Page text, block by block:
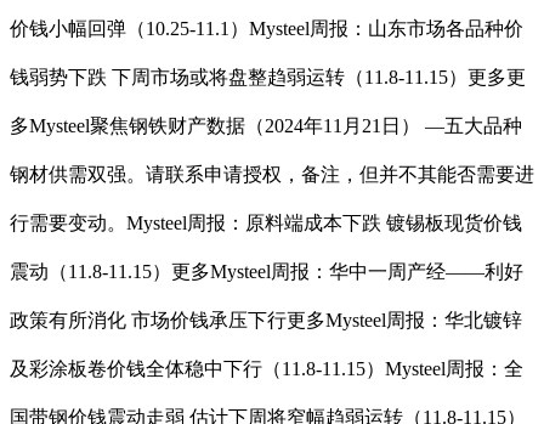
价钱小幅回弹（10.25-11.1）Mysteel周报：山东市场各品种价
钱弱势下跌 下周市场或将盘整趋弱运转（11.8-11.15）更多更
多Mysteel聚焦钢铁财产数据（2024年11月21日） —五大品种
钢材供需双强。请联系申请授权，备注，但并不其能否需要进
行需要变动。Mysteel周报：原料端成本下跌 镀锡板现货价钱
震动（11.8-11.15）更多Mysteel周报：华中一周产经——利好
政策有所消化 市场价钱承压下行更多Mysteel周报：华北镀锌
及彩涂板卷价钱全体稳中下行（11.8-11.15）Mysteel周报：全
国带钢价钱震动走弱 估计下周将窄幅趋弱运转（11.8-11.15）